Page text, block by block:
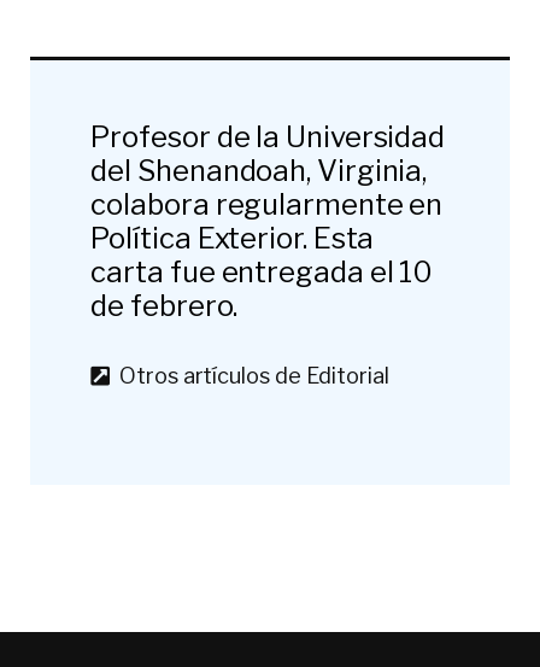
Profesor de la Universidad
del Shenandoah, Virginia,
colabora regularmente en
Política Exterior. Esta
carta fue entregada el 10
de febrero.
Otros artículos de Editorial